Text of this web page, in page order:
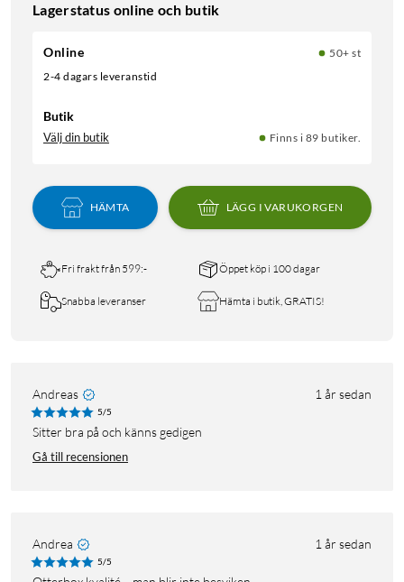
Lagerstatus online och butik
Online
50+ st
2-4 dagars leveranstid
Butik
Välj din butik Finns i 89 butiker.
HÄMTA LÄGG I VARUKORGEN
Fri frakt från 599:- Öppet köp i 100 dagar
Snabba leveranser Hämta i butik, GRATIS!
Andreas 1 år sedan
5/5
Sitter bra på och känns gedigen
Gå till recensionen
Andrea 1 år sedan
5/5